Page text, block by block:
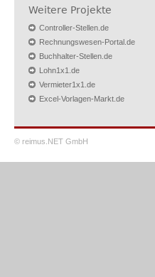
Weitere Projekte
Controller-Stellen.de
Rechnungswesen-Portal.de
Buchhalter-Stellen.de
Lohn1x1.de
Vermieter1x1.de
Excel-Vorlagen-Markt.de
© reimus.NET GmbH